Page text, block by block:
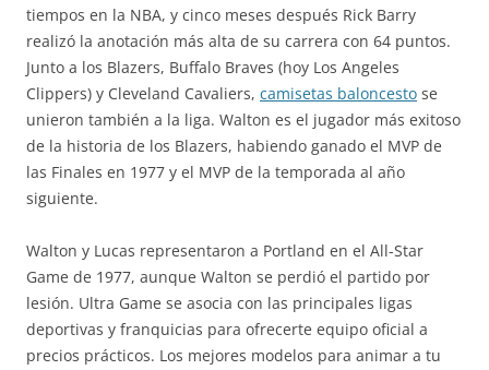
tiempos en la NBA, y cinco meses después Rick Barry
realizó la anotación más alta de su carrera con 64 puntos.
Junto a los Blazers, Buffalo Braves (hoy Los Angeles
Clippers) y Cleveland Cavaliers, camisetas baloncesto se
unieron también a la liga. Walton es el jugador más exitoso
de la historia de los Blazers, habiendo ganado el MVP de
las Finales en 1977 y el MVP de la temporada al año
siguiente.
Walton y Lucas representaron a Portland en el All-Star
Game de 1977, aunque Walton se perdió el partido por
lesión. Ultra Game se asocia con las principales ligas
deportivas y franquicias para ofrecerte equipo oficial a
precios prácticos. Los mejores modelos para animar a tu